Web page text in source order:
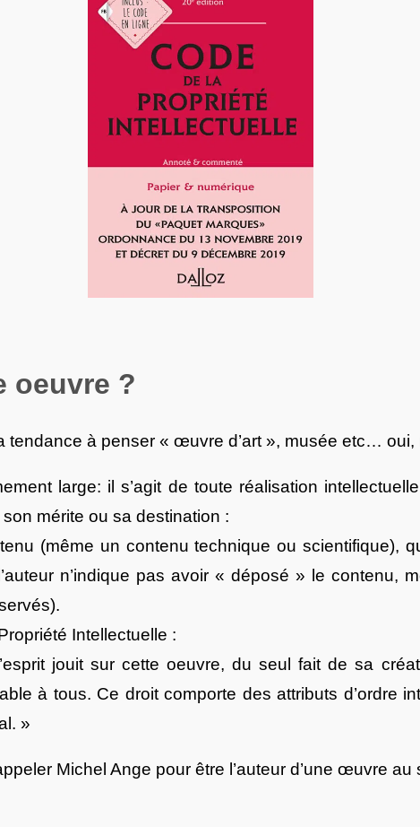
oeuvre ?
tendance à penser « œuvre d’art », musée etc… oui,
large: il s’agit de toute réalisation
mérite ou sa destination :
(même un contenu technique ou scientifique),
n’indique pas avoir « déposé » le contenu,
Intellectuelle :
jouit sur cette oeuvre, du seul fait de sa
à tous. Ce droit comporte des attributs d’ordre
»
Michel Ange pour être l’auteur d’une œuvre au